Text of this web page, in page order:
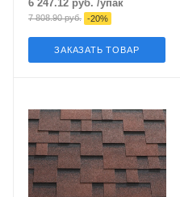
6 247.12 руб. /упак
7 808.90руб. -20%
ЗАКАЗАТЬ ТОВАР